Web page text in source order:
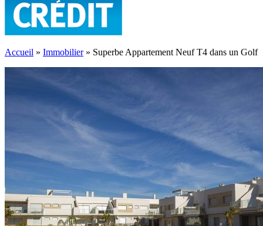
Accueil » Immobilier» Superbe Appartement Neuf T4 dans un Golf